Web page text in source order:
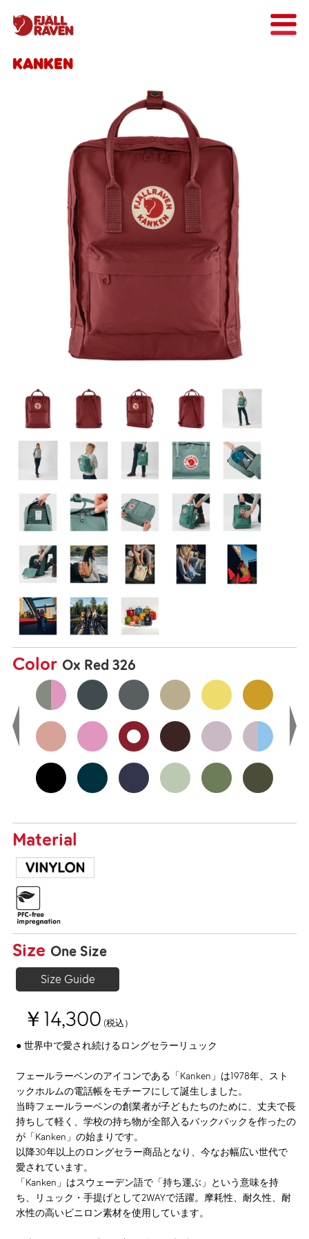
KANKEN
Color Ox Red 326
Material
Size One Size
Size Guide
￥14,300 (税込）
● 世界中で愛され続けるロングセラーリュック
フェールラーベンのアイコンである「Kanken」は1978年、スト
ックホルムの電話帳をモチーフにして誕生しました。
当時フェールラーベンの創業者が子どもたちのために、丈夫で長
持ちして軽く、学校の持ち物が全部入るバックパックを作ったの
が「Kanken」の始まりです。
以降30年以上のロングセラー商品となり、今なお幅広い世代で
愛されています。
「Kanken」はスウェーデン語で「持ち運ぶ」という意味を持
ち、リュック・手提げとして2WAYで活躍。摩耗性、耐久性、耐
水性の高いビニロン素材を使用しています。